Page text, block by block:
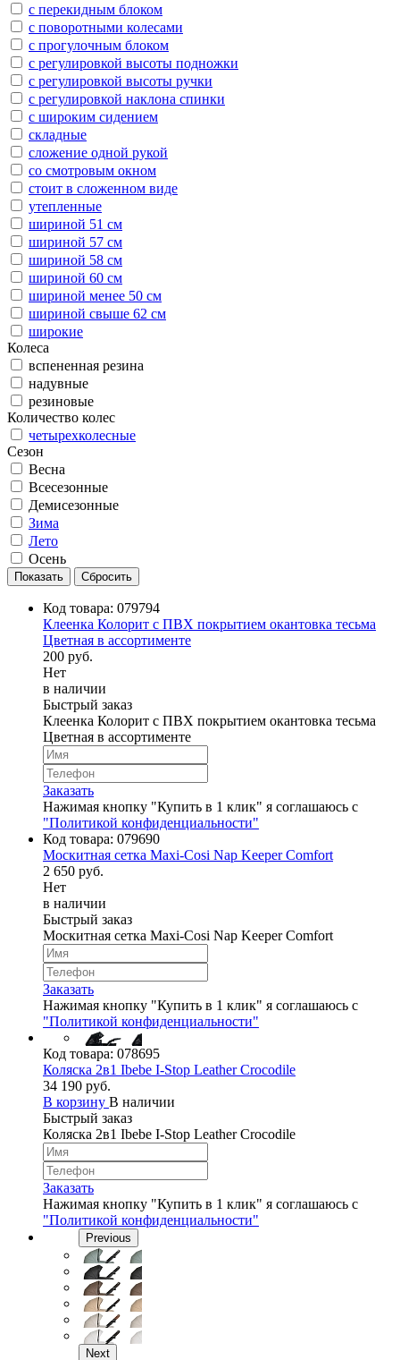
с перекидным блоком
с поворотными колесами
с прогулочным блоком
с регулировкой высоты подножки
с регулировкой высоты ручки
с регулировкой наклона спинки
с широким сидением
складные
сложение одной рукой
со смотровым окном
стоит в сложенном виде
утепленные
шириной 51 см
шириной 57 см
шириной 58 см
шириной 60 см
шириной менее 50 см
шириной свыше 62 см
широкие
Колеса
вспененная резина
надувные
резиновые
Количество колес
четырехколесные
Сезон
Весна
Всесезонные
Демисезонные
Зима
Лето
Осень
Код товара: 079794
Клеенка Колорит с ПВХ покрытием окантовка тесьма
Цветная в ассортименте
200 руб.
Нет
в наличии
Быстрый заказ
Клеенка Колорит с ПВХ покрытием окантовка тесьма
Цветная в ассортименте
Заказать
Нажимая кнопку "Купить в 1 клик" я соглашаюсь с
"Политикой конфиденциальности"
Код товара: 079690
Москитная сетка Maxi-Cosi Nap Keeper Comfort
2 650 руб.
Нет
в наличии
Быстрый заказ
Москитная сетка Maxi-Cosi Nap Keeper Comfort
Заказать
Нажимая кнопку "Купить в 1 клик" я соглашаюсь с
"Политикой конфиденциальности"
Код товара: 078695
Коляска 2в1 Ibebe I-Stop Leather Crocodile
34 190 руб.
В корзину В наличии
Быстрый заказ
Коляска 2в1 Ibebe I-Stop Leather Crocodile
Заказать
Нажимая кнопку "Купить в 1 клик" я соглашаюсь с
"Политикой конфиденциальности"
Previous
Next